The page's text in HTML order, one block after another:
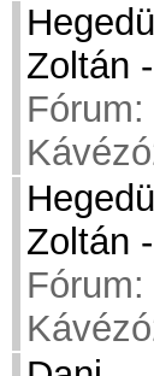
Zoltán -
Fórum:
Zoltán -
Fórum: